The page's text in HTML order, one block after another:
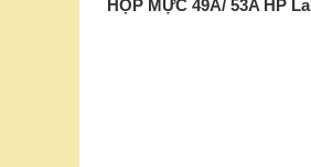
HỘP MỰC 49A/ 53A HP